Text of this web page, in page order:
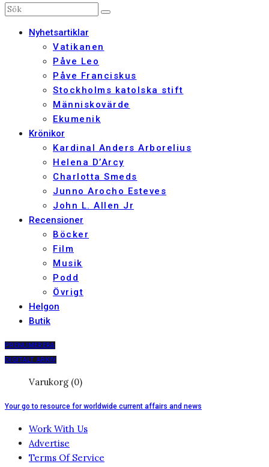
Nyhetsartiklar
Vatikanen
Påve Leo
Påve Franciskus
Stockholms katolska stift
Människovärde
Ekumenik
Krönikor
Kardinal Anders Arborelius
Helena D’Arcy
Charlotta Smeds
Junno Arocho Esteves
John L. Allen Jr
Recensioner
Böcker
Film
Musik
Podd
Övrigt
Helgon
Butik
PRENUMERERA
DIGITALT ARKIV
Varukorg (0)
Your go to resource for worldwide current affairs and news
Work With Us
Advertise
Terms Of Service